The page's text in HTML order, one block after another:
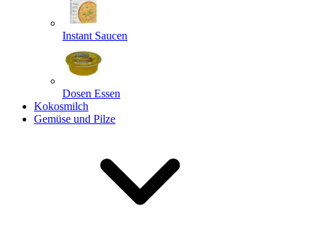
Instant Saucen
Dosen Essen
Kokosmilch
Gemüse und Pilze